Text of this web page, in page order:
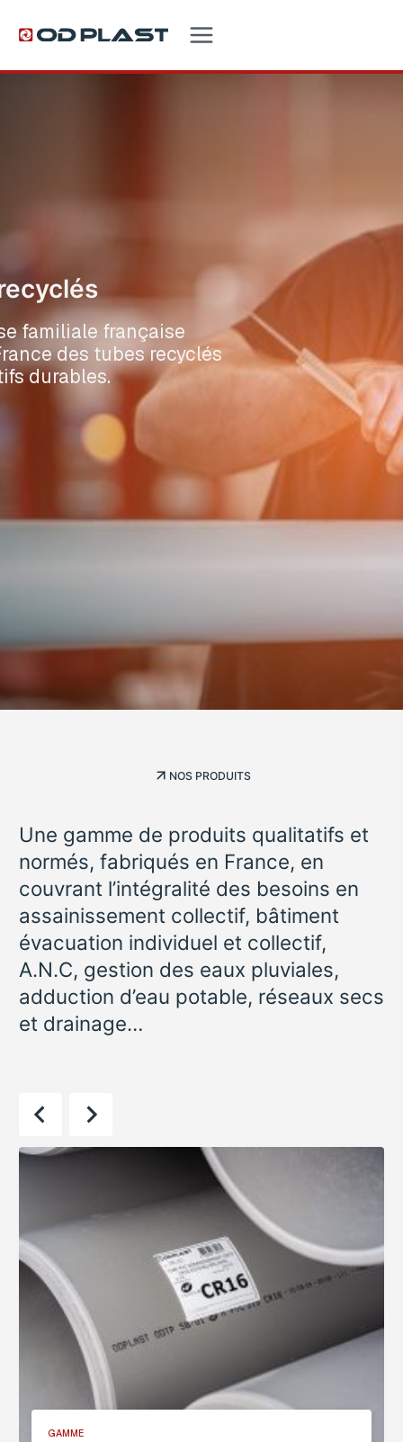
contenu
familiale française
des tubes recyclés
durables.
NOS PRODUITS
Une gamme de produits qualitatifs et
normés, fabriqués en France, en
couvrant l’intégralité des besoins en
assainissement collectif, bâtiment
évacuation individuel et collectif,
A.N.C, gestion des eaux pluviales,
adduction d’eau potable, réseaux secs
et drainage…
GAMME